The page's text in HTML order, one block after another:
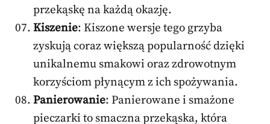
przekąskę na każdą okazję.
Kiszenie: Kiszone wersje tego grzyba
zyskują coraz większą popularność dzięki
unikalnemu smakowi oraz zdrowotnym
korzyściom płynącym z ich spożywania.
Panierowanie: Panierowane i smażone
pieczarki to smaczna przekąska, która